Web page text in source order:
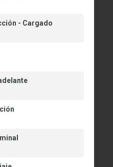
- Cargado